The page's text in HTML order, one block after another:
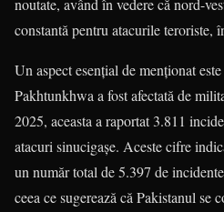
noutate, având în vedere că nord-
constantă pentru atacurile teroriste,
Un aspect esențial de menționat
Pakhtunkhwa a fost afectată de
2025, aceasta a raportat 3.811
atacuri sinucigașe. Aceste cifre
un număr total de 5.397 de
ceea ce sugerează că Pakistanul se